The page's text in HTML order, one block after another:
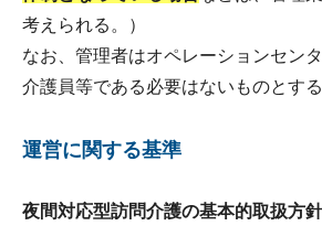
考えられる。）
なお、管理者はオペレーションセン
介護員等である必要はないものとする
運営に関する基準
夜間対応型訪問介護の基本的取扱方